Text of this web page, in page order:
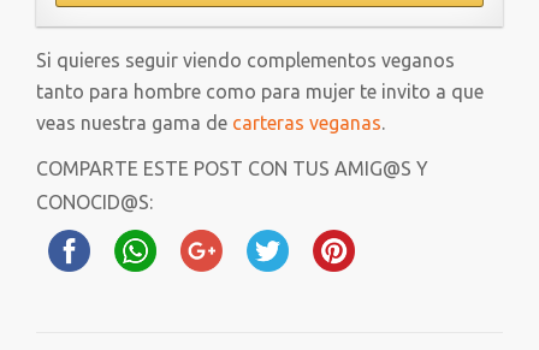
Si quieres seguir viendo complementos veganos
tanto para hombre como para mujer te invito a que
veas nuestra gama de carteras veganas.
COMPARTE ESTE POST CON TUS AMIG@S Y
CONOCID@S: